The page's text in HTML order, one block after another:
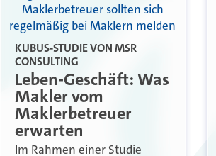
KUBUS-STUDIE VON MSR
CONSULTING
Leben-Geschäft: Was
Makler vom
Maklerbetreuer
erwarten
Im Rahmen einer Studie